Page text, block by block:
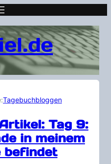
Tagebuchbloggen
Tag 9:
in meinem
befindet